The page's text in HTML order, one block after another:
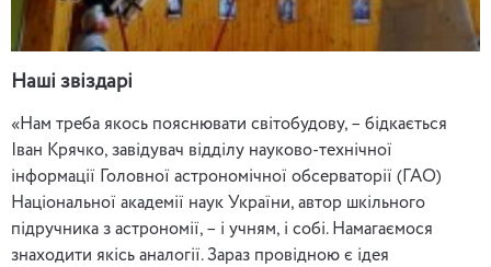
Наші звіздарі
«Нам треба якось пояснювати світобудову, – бідкається
Іван Крячко, завідувач відділу науково-технічної
інформації Головної астрономічної обсерваторії (ГАО)
Національної академії наук України, автор шкільного
підручника з астрономії, – і учням, і собі. Намагаємося
знаходити якісь аналогії. Зараз провідною є ідея